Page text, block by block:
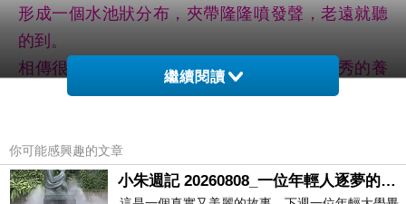
形成一個水池狀分布，夾帶隆隆噴發聲，老遠就聽
的到。
相傳很久很久以前，養女湖附近的有個叫阿秀的養
女與張姓青年相戀，後來被養母強迫嫁給殘癈的異
湖殉情，故得「養女湖」一名。
靠近養女湖一看將能發現一個水池狀的泥湖，旁邊
繼續閱讀
你可能感興趣的文章
小朱週記 20260808_一位年輕人逐夢的真實故事